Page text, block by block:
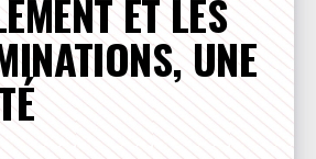
ET LES
UNE